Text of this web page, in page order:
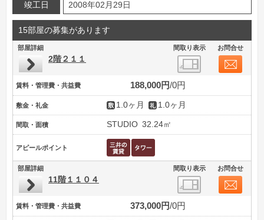
竣工日
2008年02月29日
15部屋の募集があります
部屋詳細 間取り表示 お問合せ
2階２１１
賃料・管理費・共益費 188,000円 0円
敷金・礼金 1.0ヶ月 1.0ヶ月
間取・面積 STUDIO 32.24㎡
アピールポイント
部屋詳細 間取り表示 お問合せ
11階１１０４
賃料・管理費・共益費 373,000円 0円